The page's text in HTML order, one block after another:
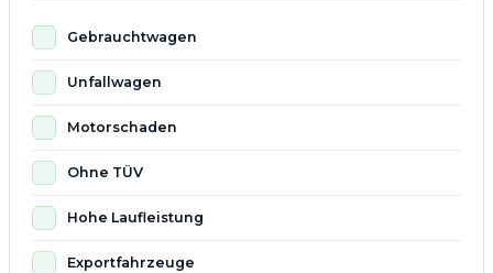
Gebrauchtwagen
Unfallwagen
Motorschaden
Ohne TÜV
Hohe Laufleistung
Exportfahrzeuge